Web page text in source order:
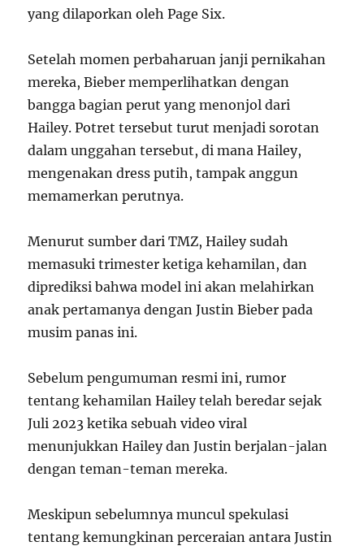
yang dilaporkan oleh Page Six.
Setelah momen perbaharuan janji pernikahan
mereka, Bieber memperlihatkan dengan
bangga bagian perut yang menonjol dari
Hailey. Potret tersebut turut menjadi sorotan
dalam unggahan tersebut, di mana Hailey,
mengenakan dress putih, tampak anggun
memamerkan perutnya.
Menurut sumber dari TMZ, Hailey sudah
memasuki trimester ketiga kehamilan, dan
diprediksi bahwa model ini akan melahirkan
anak pertamanya dengan Justin Bieber pada
musim panas ini.
Sebelum pengumuman resmi ini, rumor
tentang kehamilan Hailey telah beredar sejak
Juli 2023 ketika sebuah video viral
menunjukkan Hailey dan Justin berjalan-jalan
dengan teman-teman mereka.
Meskipun sebelumnya muncul spekulasi
tentang kemungkinan perceraian antara Justin